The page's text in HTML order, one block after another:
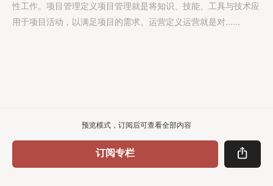
性工作。项目管理定义项目管理就是将知识、技能、工具与技术应
用于项目活动，以满足项目的需求。运营定义运营就是对......
预览模式，订阅后可查看全部内容
订阅专栏